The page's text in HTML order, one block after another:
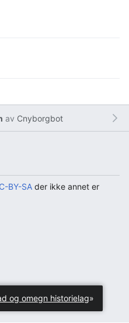
av Cnyborgbot
BY-SA der ikke annet er
og omegn historielag»